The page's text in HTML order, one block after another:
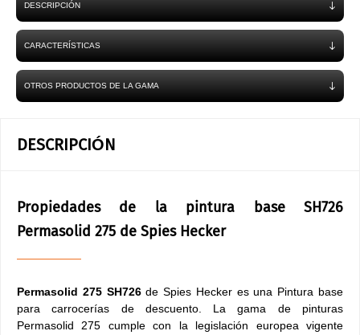
DESCRIPCIÓN
CARACTERÍSTICAS
OTROS PRODUCTOS DE LA GAMA
DESCRIPCIÓN
Propiedades de la pintura base SH726
Permasolid 275 de Spies Hecker
Permasolid 275 SH726de Spies Hecker es una Pintura base
para carrocerías de descuento. La gama de pinturas
Permasolid 275 cumple con la legislación europea vigente